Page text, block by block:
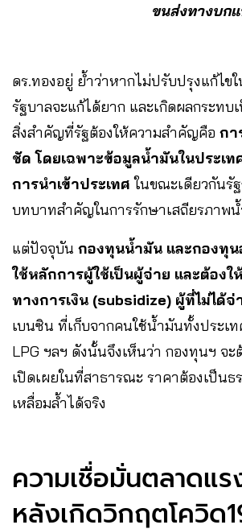
ขนส่งทางบกแ
ดร.ทองอยู่ ย้ำว่าหากไม่ปรับปรุงแก้ไข
รัฐบาลจะแก้ได้ยาก และเกิดผลกระทบ
สิ่งสำคัญที่รัฐต้องให้ความสำคัญคือ กา
ชัด โดยเฉพาะข้อมูลน้ำมันในประเท
การนำเข้าประเทศ ในขณะเดียวกันรั
บทบาทสำคัญในการรักษาเสถียรภาพ
แต่ปัจจุบัน กองทุนน้ำมัน และกองทุ
ใช้หลักการผู้ใช้เป็นผู้จ่าย และต้องใ
ทางการเงิน (subsidize) ผู้ที่ไม่ได้จ่
เบนซิน ที่เก็บจากคนใช้น้ำมันทั้งประเท
LPG ฯลฯ ดังนั้นจึงเห็นว่า กองทุนฯ จะ
เปิดเผยในที่สาธารณะ ราคาต้องเป็นธ
เหลื่อมล้ำได้จริง
ความเชื่อมั่นตลาดแร
หลังเกิดวิกฤตโควิด